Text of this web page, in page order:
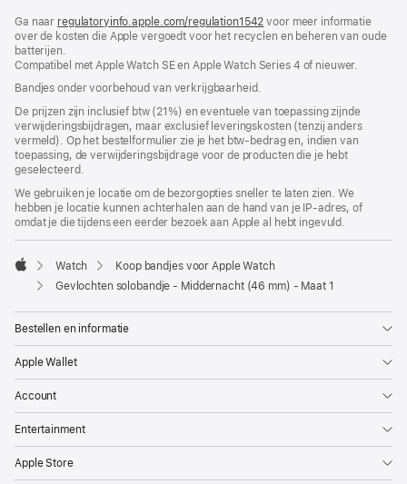
nieuw
venster
Ga naar regulatoryinfo.apple.com/regulation1542 (wordt
in
venster
voor meer informatie
over de kosten die Apple vergoedt voor het recyclen en beheren van oude
batterijen.
Compatibel met Apple Watch SE en Apple Watch Series 4 of nieuwer.
Bandjes onder voorbehoud van verkrijgbaarheid.
De prijzen zijn inclusief btw (21%) en eventuele van toepassing zijnde
verwijderingsbijdragen, maar exclusief leveringskosten (tenzij anders
vermeld). Op het bestelformulier zie je het btw-bedrag en, indien van
toepassing, de verwijderingsbijdrage voor de producten die je hebt
geselecteerd.
We gebruiken je locatie om de bezorgopties sneller te laten zien. We
hebben je locatie kunnen achterhalen aan de hand van je IP-adres, of
omdat je die tijdens een eerder bezoek aan Apple al hebt ingevuld.
Apple
Watch
Koop bandjes voor Apple Watch
Gevlochten solobandje - Middernacht (46 mm) - Maat 1
Bestellen en informatie
Apple Wallet
Account
Entertainment
Apple Store